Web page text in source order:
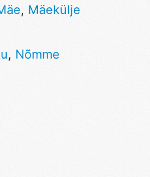
, Mäekülje
, Nõmme